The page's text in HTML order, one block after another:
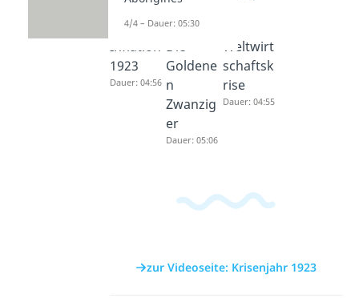
Inflation
1923
Dauer: 04:56
Die
Goldene
n
Zwanzig
er
Dauer: 05:06
Weltwirt
schaftsk
rise
Dauer: 04:55
zur Videoseite: Krisenjahr 1923
4/4 – Dauer: 05:30